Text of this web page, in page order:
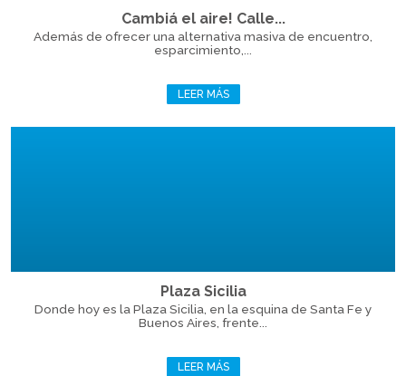
Cambiá el aire! Calle...
Además de ofrecer una alternativa masiva de encuentro,
esparcimiento,...
LEER MÁS
Plaza Sicilia
Donde hoy es la Plaza Sicilia, en la esquina de Santa Fe y
Buenos Aires, frente...
LEER MÁS